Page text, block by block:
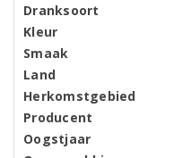
Dranksoort
Kleur
Smaak
Land
Herkomstgebied
Producent
Oogstjaar